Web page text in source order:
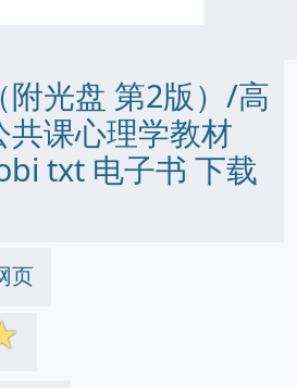
附光盘 第2版）/高
课心理学教材
txt 电子书 下载
页